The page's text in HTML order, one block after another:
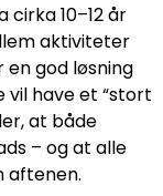
10–12 år
aktiviteter
god løsning
vil have et “stort
at både
– og at alle
aftenen.